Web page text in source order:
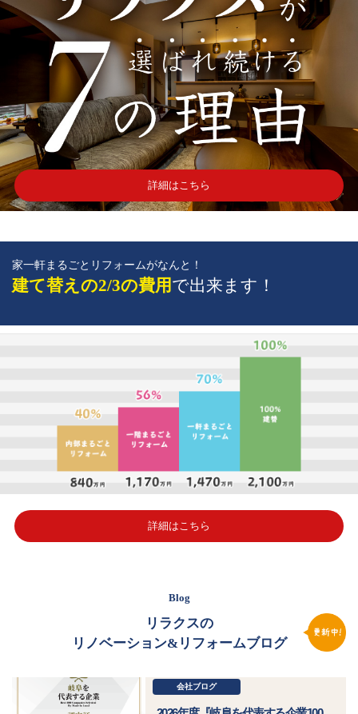
詳細はこちら
家一軒まるごとリフォームがなんと！
建て替えの2/3の費用で出来ます！
詳細はこちら
Blog
リラクスの
リノベーション&リフォームブログ
会社ブログ